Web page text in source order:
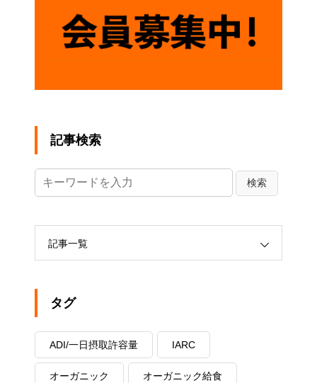
記事検索
記事一覧
タグ
ADI/一日摂取許容量 IARC
オーガニック オーガニック給食